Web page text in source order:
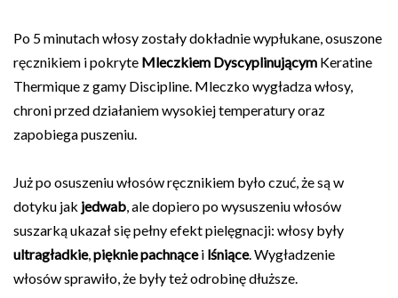
Po 5 minutach włosy zostały dokładnie wypłukane, osuszone
ręcznikiem i pokryte Mleczkiem Dyscyplinującym Keratine
Thermique z gamy Discipline. Mleczko wygładza włosy,
chroni przed działaniem wysokiej temperatury oraz
zapobiega puszeniu.
Już po osuszeniu włosów ręcznikiem było czuć, że są w
dotyku jak jedwab, ale dopiero po wysuszeniu włosów
suszarką ukazał się pełny efekt pielęgnacji: włosy były
ultragładkie,pięknie pachnącei lśniące. Wygładzenie
włosów sprawiło, że były też odrobinę dłuższe.